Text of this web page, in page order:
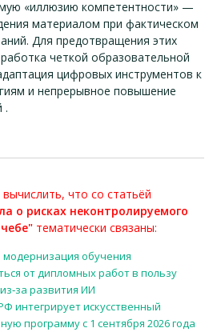
«иллюзию компетентности» —
материалом при фактическом
Для предотвращения этих
четкой образовательной
цифровых инструментов к
и непрерывное повышение
.
что со статьёй
о рисках неконтролируемого
тематически связаны:
обучения
от дипломных работ в пользу
развития ИИ
интегрирует искусственный
программу с 1 сентября 2026 года